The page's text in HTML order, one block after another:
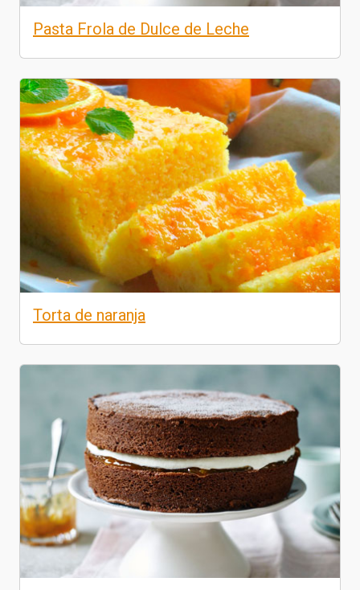
Pasta Frola de Dulce de Leche
Torta de naranja